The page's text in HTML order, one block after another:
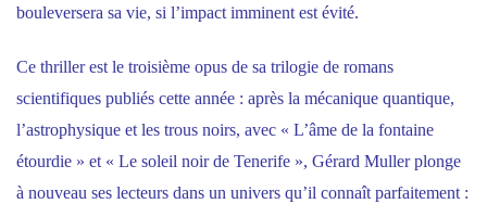
bouleversera sa vie, si l’impact imminent est évité.
Ce thriller est le troisième opus de sa trilogie de romans
scientifiques publiés cette année : après la mécanique quantique,
l’astrophysique et les trous noirs, avec « L’âme de la fontaine
étourdie » et « Le soleil noir de Tenerife », Gérard Muller plonge
à nouveau ses lecteurs dans un univers qu’il connaît parfaitement :